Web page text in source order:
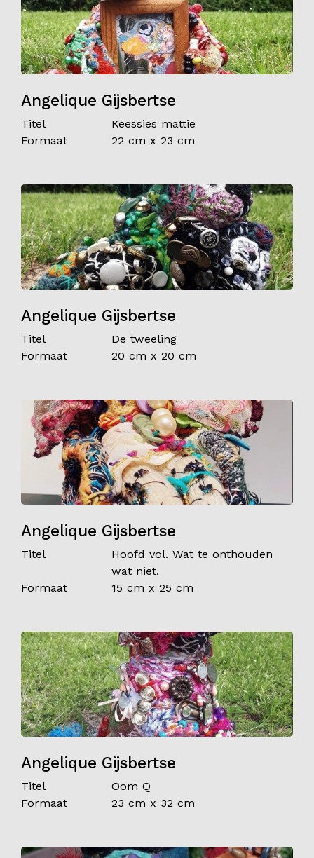
Angelique Gijsbertse
Titel
Keessies mattie
Formaat
22 cm x 23 cm
Angelique Gijsbertse
Titel
De tweeling
Formaat
20 cm x 20 cm
Angelique Gijsbertse
Titel
Hoofd vol. Wat te onthouden
wat niet.
Formaat
15 cm x 25 cm
Angelique Gijsbertse
Titel
Oom Q
Formaat
23 cm x 32 cm